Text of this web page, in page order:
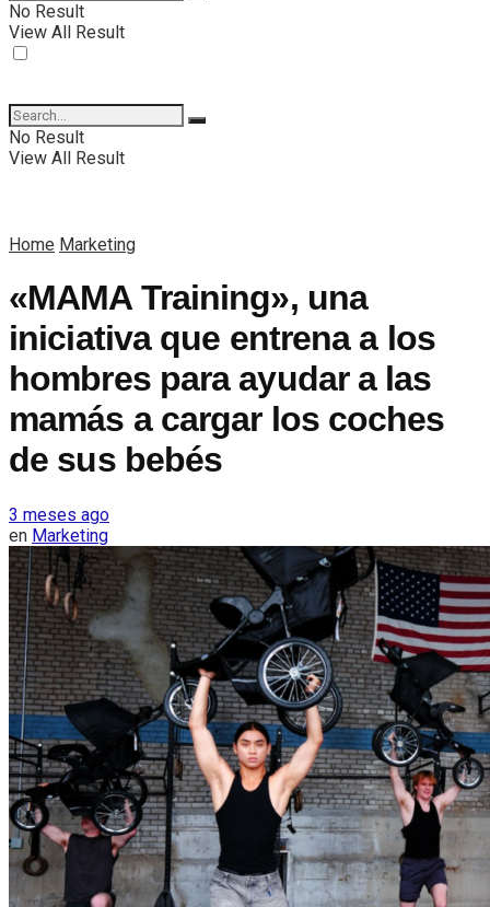
No Result
View All Result
No Result
View All Result
Home Marketing
«MAMA Training», una
iniciativa que entrena a los
hombres para ayudar a las
mamás a cargar los coches
de sus bebés
3 meses ago
en Marketing